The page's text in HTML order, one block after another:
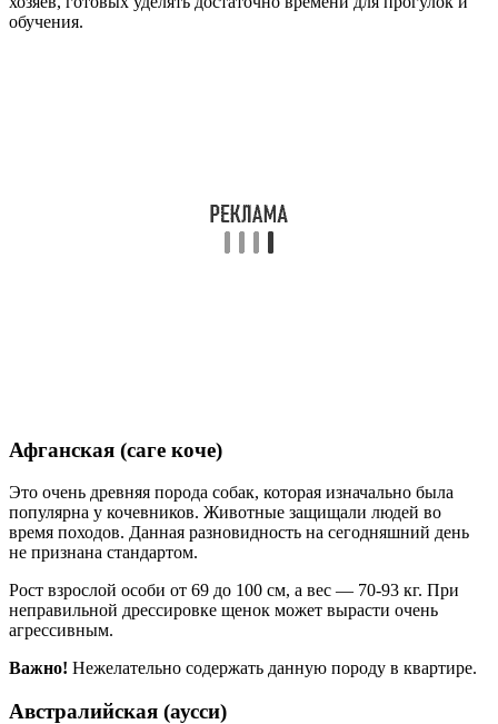
обучения.
Афганская (саге коче)
Это очень древняя порода собак, которая изначально была
популярна у кочевников. Животные защищали людей во
время походов. Данная разновидность на сегодняшний день
не признана стандартом.
Рост взрослой особи от 69 до 100 см, а вес — 70-93 кг. При
неправильной дрессировке щенок может вырасти очень
агрессивным.
Важно! Нежелательно содержать данную породу в квартире.
Австралийская (аусси)